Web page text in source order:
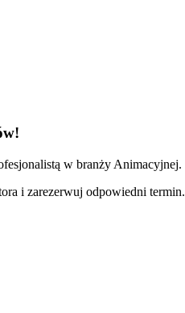
w branży Animacyjnej.
i zarezerwuj odpowiedni termin.